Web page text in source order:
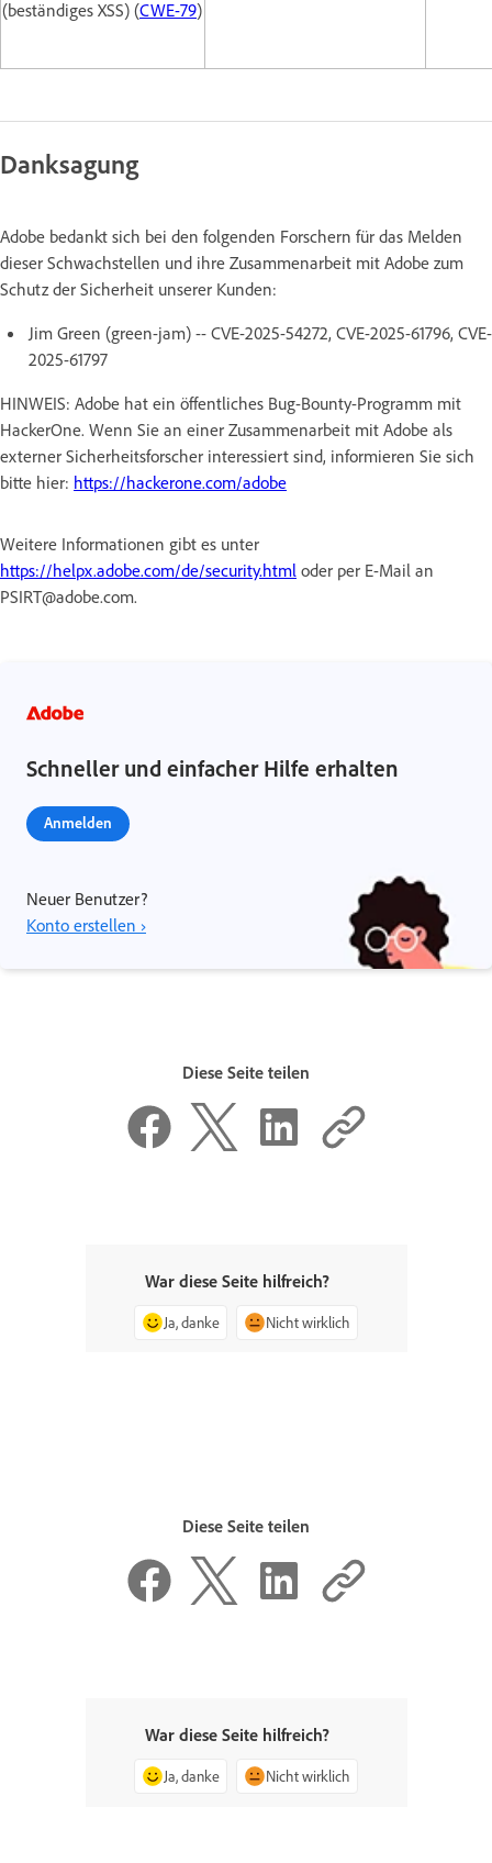
(beständiges XSS) (CWE-79)
Danksagung
Adobe bedankt sich bei den folgenden Forschern für das Melden
dieser Schwachstellen und ihre Zusammenarbeit mit Adobe zum
Schutz der Sicherheit unserer Kunden:
Jim Green (green-jam) -- CVE-2025-54272, CVE-2025-61796, CVE-
2025-61797
HINWEIS: Adobe hat ein öffentliches Bug-Bounty-Programm mit
HackerOne. Wenn Sie an einer Zusammenarbeit mit Adobe als
externer Sicherheitsforscher interessiert sind, informieren Sie sich
bitte hier: https://hackerone.com/adobe
Weitere Informationen gibt es unter
https://helpx.adobe.com/de/security.html oder per E-Mail an
PSIRT@adobe.com.
Schneller und einfacher Hilfe erhalten
Anmelden
Neuer Benutzer?
Konto erstellen ›
Diese Seite teilen
War diese Seite hilfreich?
Ja, danke Nicht wirklich
Diese Seite teilen
War diese Seite hilfreich?
Ja, danke Nicht wirklich